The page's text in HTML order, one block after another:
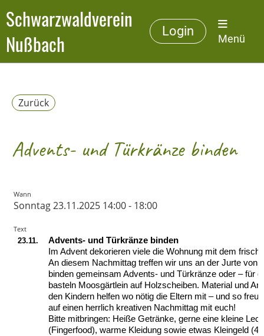
Schwarzwaldverein
Nußbach
Login
Menü
Zurück
Advents- und Türkränze binden
Wann
Sonntag 23.11.2025 14:00 - 18:00
Text
23.11.
Advents- und Türkränze binden
Im Advent dekorieren viele die Wohnung mit dem
An diesem Nachmittag treffen wir uns an der Jurte von
binden gemeinsam Advents- und Türkränze oder – für
basteln Moosgärtlein auf Holzscheiben. Material und
den Kindern helfen wo nötig die Eltern mit – und so
auf einen herrlich kreativen Nachmittag mit euch!
Bitte mitbringen: Heiße Getränke, gerne eine kleine
(Fingerfood), warme Kleidung sowie etwas Kleingeld (4